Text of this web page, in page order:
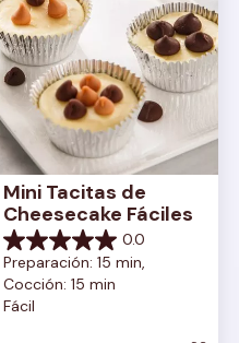
Mini Tacitas de
Cheesecake Fáciles
0.0
0.0
de
5
estrellas.
Preparación: 15 min,
Cocción: 15 min
Fácil